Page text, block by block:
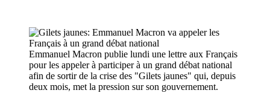
Emmanuel Macron publie lundi une lettre aux Français
pour les appeler à participer à un grand débat national
afin de sortir de la crise des "Gilets jaunes" qui, depuis
deux mois, met la pression sur son gouvernement.